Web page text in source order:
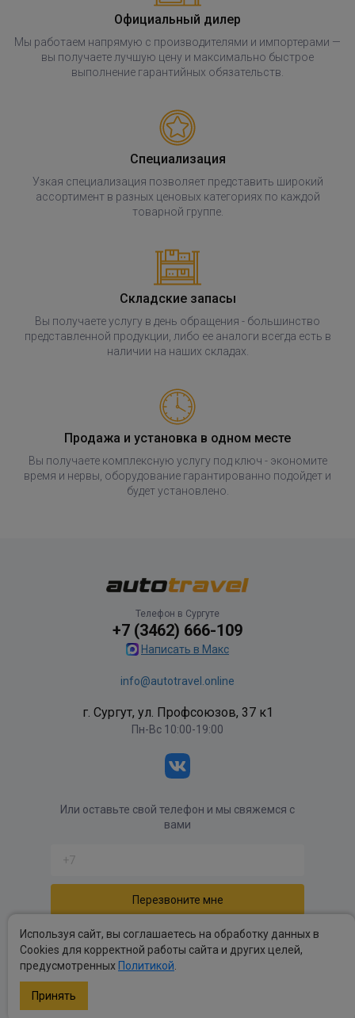
Официальный дилер
Мы работаем напрямую с производителями и импортерами —
вы получаете лучшую цену и максимально быстрое
выполнение гарантийных обязательств.
Специализация
Узкая специализация позволяет представить широкий
ассортимент в разных ценовых категориях по каждой
товарной группе.
Складские запасы
Вы получаете услугу в день обращения - большинство
представленной продукции, либо ее аналоги всегда есть в
наличии на наших складах.
Продажа и установка в одном месте
Вы получаете комплексную услугу под ключ - экономите
время и нервы, оборудование гарантированно подойдет и
будет установлено.
Телефон в Сургуте
+7 (3462) 666-109
Написать в Макс
info@autotravel.online
г. Сургут, ул. Профсоюзов, 37 к1
Пн-Вс 10:00-19:00
Или оставьте свой телефон и мы свяжемся с
вами
Отправляя форму вы соглашаетесь сполитикой
обработки персональных данных.
Copyright autotravel © 2026 Все права защищены
Используя сайт, вы соглашаетесь на обработку данных в
Cookies для корректной работы сайта и других целей,
предусмотренных Политикой
Принять